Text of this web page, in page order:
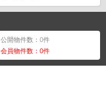
公開物件数：0件
会員物件数：0件